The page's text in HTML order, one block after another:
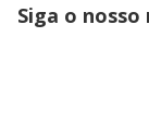
Siga o nosso